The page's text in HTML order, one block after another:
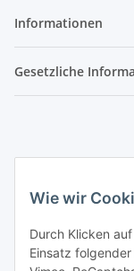
Wie wir
Durch Klicken
Einsatz
Informationen
Gesetzliche